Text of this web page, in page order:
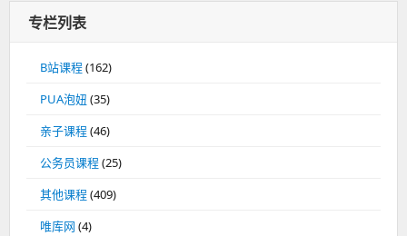
专栏列表
B站课程(162)
PUA泡妞 (35)
亲子课程(46)
公务员课程(25)
其他课程(409)
唯库网 (4)